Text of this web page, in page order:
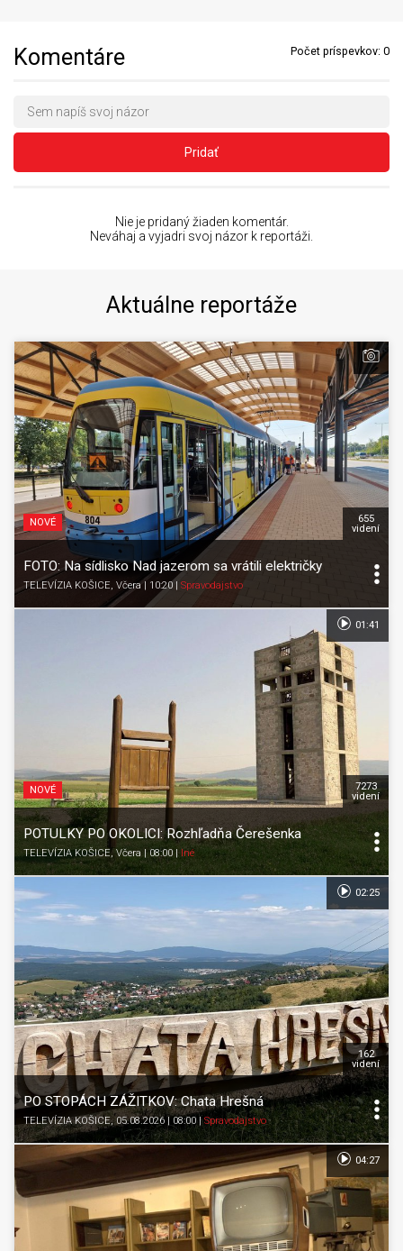
Komentáre Počet príspevkov: 0
Pridať
Nie je pridaný žiaden komentár.
Neváhaj a vyjadri svoj názor k reportáži.
Aktuálne reportáže
NOVÉ
FOTO: Na sídlisko Nad jazerom sa vrátili električky
TELEVÍZIA KOŠICE , Včera | 10:20 | Spravodajstvo
655
videní
NOVÉ
POTULKY PO OKOLICI: Rozhľadňa Čerešenka
TELEVÍZIA KOŠICE, Včera | 08:00| Iné
7273
videní
01:41
PO STOPÁCH ZÁŽITKOV: Chata Hrešná
TELEVÍZIA KOŠICE, 05.08.2026 | 08:00 |Spravodajstvo
162
videní
02:25
04:27